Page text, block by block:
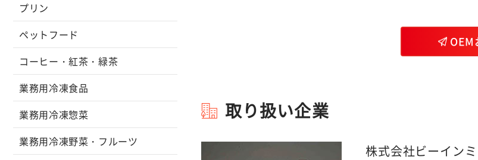
プリン
ペットフード
コーヒー・紅茶・緑茶
業務用冷凍食品
業務用冷凍惣菜
業務用冷凍野菜・フルーツ
取り扱い企業
株式会社ビーイン